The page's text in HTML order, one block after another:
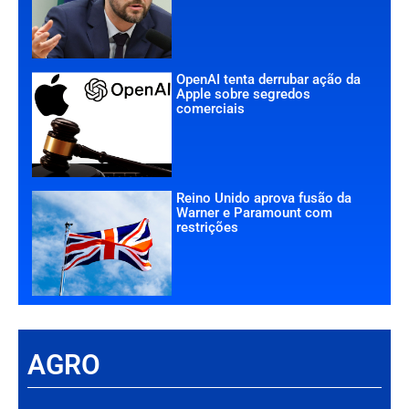
OpenAI tenta derrubar ação da
Apple sobre segredos
comerciais
Reino Unido aprova fusão da
Warner e Paramount com
restrições
AGRO